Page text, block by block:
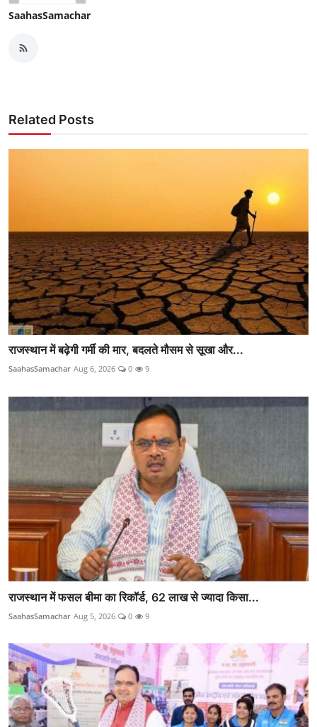
SaahasSamachar
Related Posts
राजस्थान में बढ़ेगी गर्मी की मार, बदलते मौसम से सूखा और...
SaahasSamachar Aug 6, 2026 0 9
राजस्थान में फसल बीमा का रिकॉर्ड, 62 लाख से ज्यादा किसा...
SaahasSamachar Aug 5, 2026 0 9